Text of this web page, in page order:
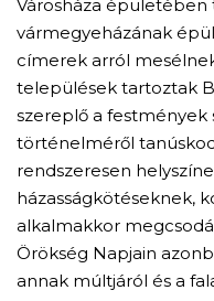
Városháza épületében
vármegyeházának
címerek arról
települések tartoztak
szereplő a festmények
történelméről
rendszeresen
házasságkötéseknek,
alkalmakkor
Örökség Napjain
annak múltjáról és a